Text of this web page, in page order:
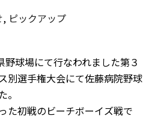
, ピックアップ
球場にて行なわれました第３
別選手権大会にて佐藤病院野球
た初戦のビーチボーイズ戦で